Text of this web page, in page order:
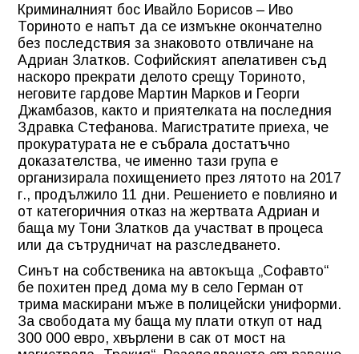
Криминалният бос Ивайло Борисов – Иво
Ториното е напът да се измъкне окончателно
без последствия за знаковото отвличане на
Адриан Златков. Софийският апелативен съд
наскоро прекрати делото срещу Ториното,
неговите гардове Мартин Марков и Георги
Джамбазов, както и приятелката на последния
Здравка Стефанова. Магистратите приеха, че
прокуратурата не е събрала достатъчно
доказателства, че именно тази група е
организирала похищението през лятото на 2017
г., продължило 11 дни. Решението е повлияно и
от категоричния отказ на жертвата Адриан и
баща му Тони Златков да участват в процеса
или да сътрудничат на разследването.
Синът на собственика на автокъща „Софавто“
бе похитен пред дома му в село Герман от
трима маскирани мъже в полицейски униформи.
За свободата му баща му плати откуп от над
300 000 евро, хвърлени в сак от мост на